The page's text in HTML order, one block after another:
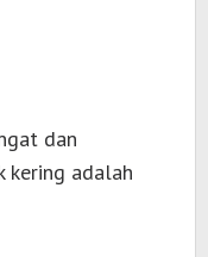
dan
kering adalah